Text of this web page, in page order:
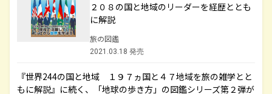
２０８の国と地域のリーダーを経歴ととも
に解説
旅の図鑑
2021.03.18 発売
『世界244の国と地域 １９７ヵ国と４７地域を旅の雑学とと
もに解説』に続く、「地球の歩き方」の図鑑シリーズ第２弾が